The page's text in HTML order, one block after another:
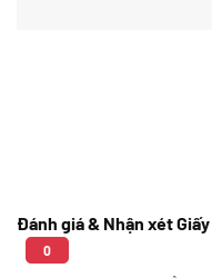
Đánh giá & Nhận xét
0